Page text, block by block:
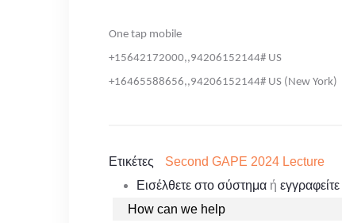
One tap mobile
+15642172000,,94206152144# US
+16465588656,,94206152144# US (New York)
Ετικέτες
Second GAPE 2024 Lecture
Εισέλθετε στο σύστημα ή εγγραφείτε
YOUR REQUEST